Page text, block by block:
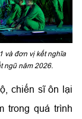
và đơn vị kết nghĩa
ngũ năm 2026.
chiến sĩ ôn lại
trong quá trình